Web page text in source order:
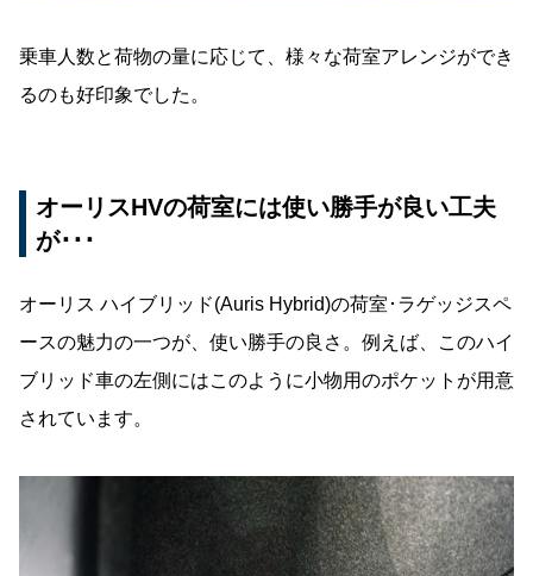
乗車人数と荷物の量に応じて、様々な荷室アレンジができ
るのも好印象でした。
オーリスHVの荷室には使い勝手が良い工夫
が･･･
オーリス ハイブリッド(Auris Hybrid)の荷室･ラゲッジスペ
ースの魅力の一つが、使い勝手の良さ。例えば、このハイ
ブリッド車の左側にはこのように小物用のポケットが用意
されています。